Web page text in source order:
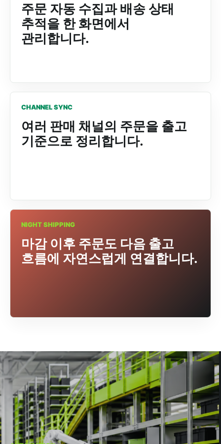
주문 자동 수집과 배송 상태
추적을 한 화면에서
관리합니다.
CHANNEL SYNC
여러 판매 채널의 주문을 출고
기준으로 정리합니다.
NIGHT SHIPPING
마감 이후 주문도 다음 출고
흐름에 자연스럽게 연결합니다.